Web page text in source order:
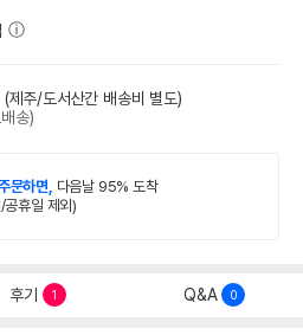
(제주/도서산간 배송비 별도)
송)
문하면, 다음날 95% 도착
공휴일 제외)
후기 1 Q&A 0